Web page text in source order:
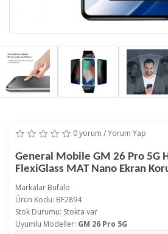
0 yorum /Yorum Yap
General Mobile GM 26 Pro 5G
FlexiGlass MAT Nano Ekran
Markalar Bufalo
Ürün Kodu: BF2894
Stok Durumu: Stokta var
Uyumlu Modeller: GM 26 Pro 5G